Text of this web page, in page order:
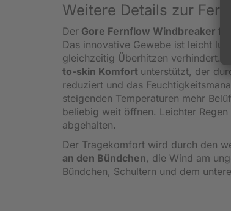
Weitere Details zur
Der Gore Fernflow Windbreaker für
Das innovative Gewebe ist leicht
gleichzeitig Überhitzen verhindert.
to-skin Komfort unterstützt, der
reduziert und das
steigenden Temperaturen mehr
beliebig weit öffnen. Leichter
abgehalten.
Der Tragekomfort wird durch den
an den Bündchen, die Wind am
Bündchen, Schultern und dem